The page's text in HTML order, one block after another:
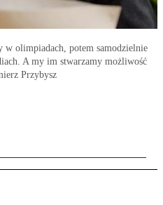
olimpiadach, potem samodzielnie
A my im stwarzamy możliwość
Przybysz